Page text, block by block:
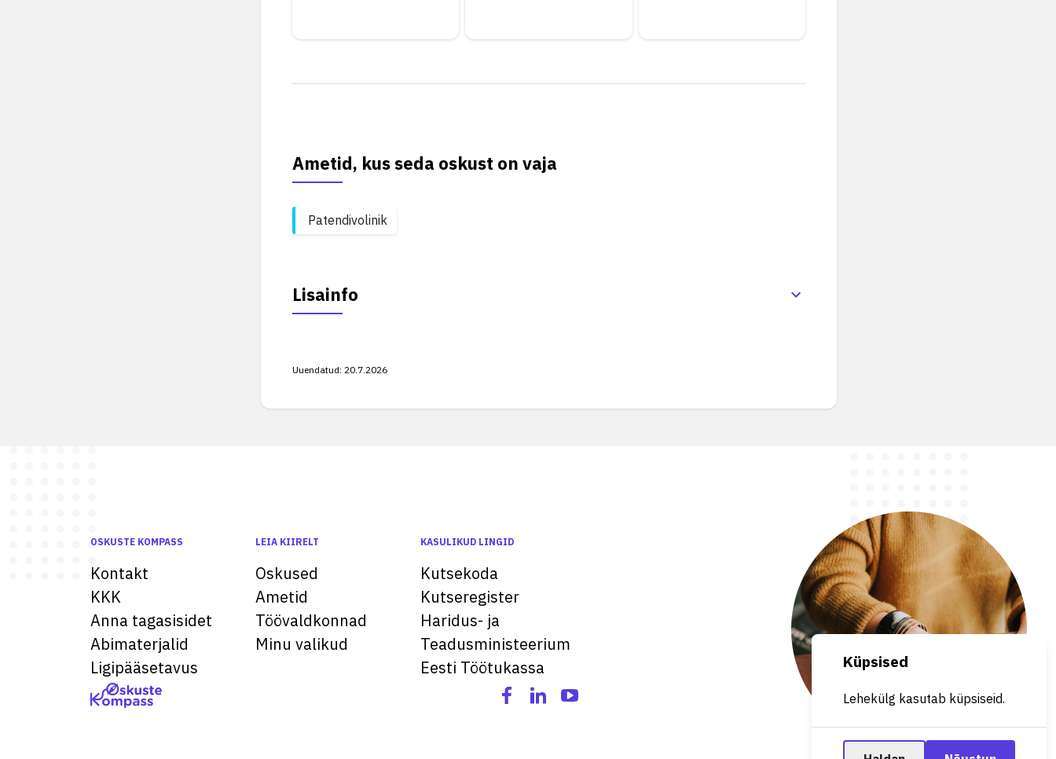
Ametid, kus seda oskust on vaja
Patendivolinik
Lisainfo
Uuendatud: 20.7.2026
OSKUSTE KOMPASS
Kontakt
KKK
Anna tagasisidet
Abimaterjalid
Ligipääsetavus
LEIA KIIRELT
Oskused
Ametid
Töövaldkonnad
Minu valikud
KASULIKUD LINGID
Kutsekoda
Kutseregister
Haridus- ja
Teadusministeerium
Eesti Töötukassa
Küpsised
Lehekülg kasutab küpsiseid.